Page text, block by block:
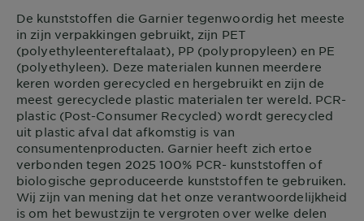
De kunststoffen die Garnier tegenwoordig het meeste
in zijn verpakkingen gebruikt, zijn PET
(polyethyleentereftalaat), PP (polypropyleen) en PE
(polyethyleen). Deze materialen kunnen meerdere
keren worden gerecycled en hergebruikt en zijn de
meest gerecyclede plastic materialen ter wereld. PCR-
plastic (Post-Consumer Recycled) wordt gerecycled
uit plastic afval dat afkomstig is van
consumentenproducten. Garnier heeft zich ertoe
verbonden tegen 2025 100% PCR- kunststoffen of
biologische geproduceerde kunststoffen te gebruiken.
Wij zijn van mening dat het onze verantwoordelijkheid
is om het bewustzijn te vergroten over welke delen